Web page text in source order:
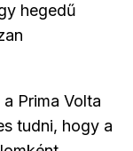
hegedű
Prima Volta
tudni, hogy a